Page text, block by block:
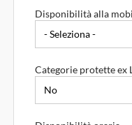
Disponibilità alla
Categorie protette ex